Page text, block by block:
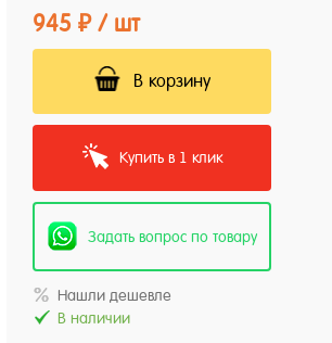
945 ₽ / шт
В корзину
Купить в 1 клик
Задать вопрос по товару
Нашли дешевле
В наличии